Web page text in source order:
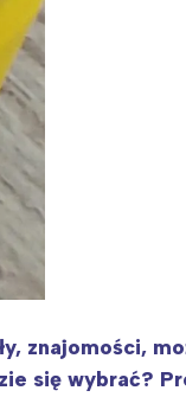
znajomości,
się wybrać?